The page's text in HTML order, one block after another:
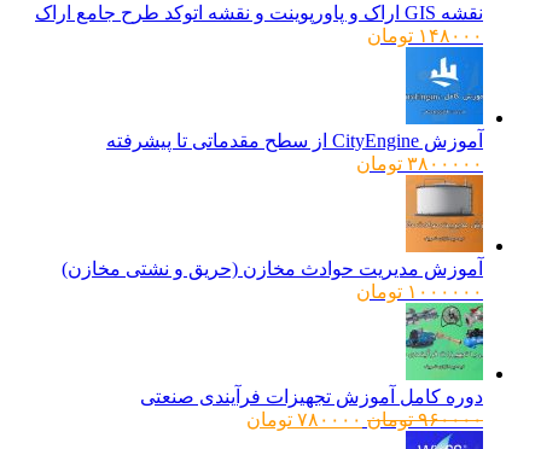
نقشه GIS اراک و پاورپوینت و نقشه اتوکد طرح جامع اراک
۱۴۸۰۰۰ تومان
آموزش CityEngine از سطح مقدماتی تا پیشرفته
۳۸۰۰۰۰۰ تومان
آموزش مدیریت حوادث مخازن (حریق و نشتی مخازن)
۱۰۰۰۰۰۰ تومان
دوره کامل آموزش تجهیزات فرآیندی صنعتی
۹۶۰۰۰۰ تومانقیمت
۷۸۰۰۰۰ تومانقیمت